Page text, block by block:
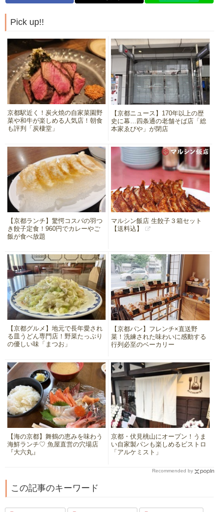
Pick up!!
京都駅近く！炭火焼の自家菜園野
菜や和牛が楽しめる人気店！朝食
も評判「炭棲堂」
【京都ニュース】170年以上の歴
史に幕…四条通の老舗そば店「総
本家ゑびや」が閉店
【京都ランチ】驚愕コスパの羽つ
き餃子定食！960円でカレーやご
飯が食べ放題
マルシン飯店 生餃子３箱セット
【送料込】
【京都グルメ】地元で長年愛され
る皿うどん専門店！野菜たっぷり
の優しい味「まつお」
【京都パン】フレンチ×直送野
菜！洗練された味わいに感動する
行列必至のベーカリー
【海の京都】舞鶴の恵みを味わう
海鮮ランチ♡ 魚屋直営の穴場店
『大六丸』
京都・伏見桃山にオープン！うま
い自家製パンも楽しめるビストロ
「アルケミスト」
Recommended by
この記事のキーワード